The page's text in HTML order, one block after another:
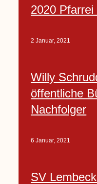
2020
2 Januar, 2021
Willy
öffentliche
Nachfolger
6 Januar, 2021
SV